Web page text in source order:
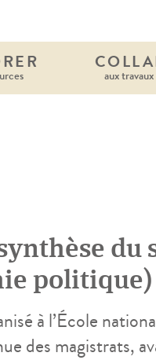
aux
du
politique)
à l’École
des magistrats,